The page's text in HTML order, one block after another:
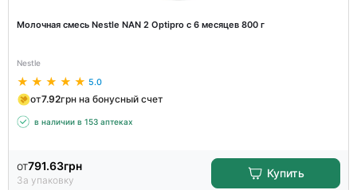
Молочная смесь Nestle NAN 2 Optipro с 6 месяцев 800 г
Nestle
5.0
от7.92грн на бонусный счет
в наличии в 153 аптеках
от791.63грн
За упаковку
Купить